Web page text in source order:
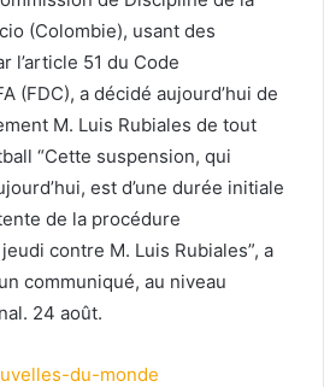
(Colombie), usant des
l’article 51 du Code
(FDC), a décidé aujourd’hui de
M. Luis Rubiales de tout
“Cette suspension, qui
est d’une durée initiale
de la procédure
contre M. Luis Rubiales”, a
communiqué, au niveau
24 août.
du-monde